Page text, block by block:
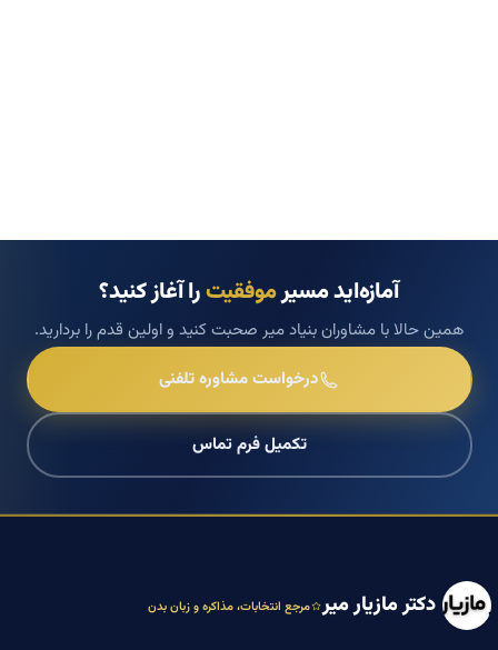
آمازه‌اید مسیرموفقیترا آغاز کنید؟
همین حالا با مشاوران بنیاد میر صحبت کنید و اولین قدم را بردارید.
درخواست مشاوره تلفنی
تکمیل فرم تماس
دکتر مازیار میر مرجع انتخابات، مذاکره و زبان بدن